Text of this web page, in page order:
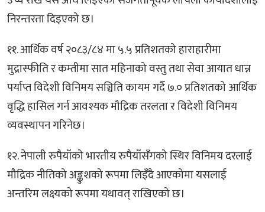
निरन्तरता दिइएको छ।
११. आर्थिक वर्ष २०८३/८४ मा ५.५ प्रतिशतको हाराहारीमा
मुद्रास्फीति र कम्तीमा सात महिनाको वस्तु तथा सेवा आयात धान्न
पर्याप्त विदेशी विनिमय सञ्चिति कायम गर्दै ७.० प्रतिशतको आर्थिक
वृद्धि हासिल गर्न आवश्यक मौद्रिक तरलता र विदेशी विनिमय
व्यवस्थापन गरिनेछ।
१२. नेपाली रुपैयाँको भारतीय रुपैयाँसँगको स्थिर विनिमय दरलाई
मौद्रिक नीतिको अङ्कुशको रूपमा लिइँदै आएकोमा यसलाई
अन्तरिम लक्ष्यको रूपमा यथावत् राखिएको छ।